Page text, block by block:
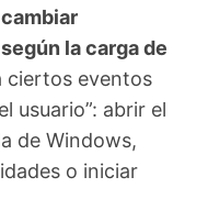
cambiar
la carga de
ciertos eventos
usuario”: abrir el
de Windows,
o iniciar